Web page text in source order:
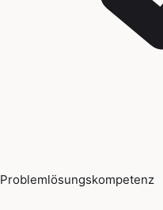
Problemlösungskompetenz